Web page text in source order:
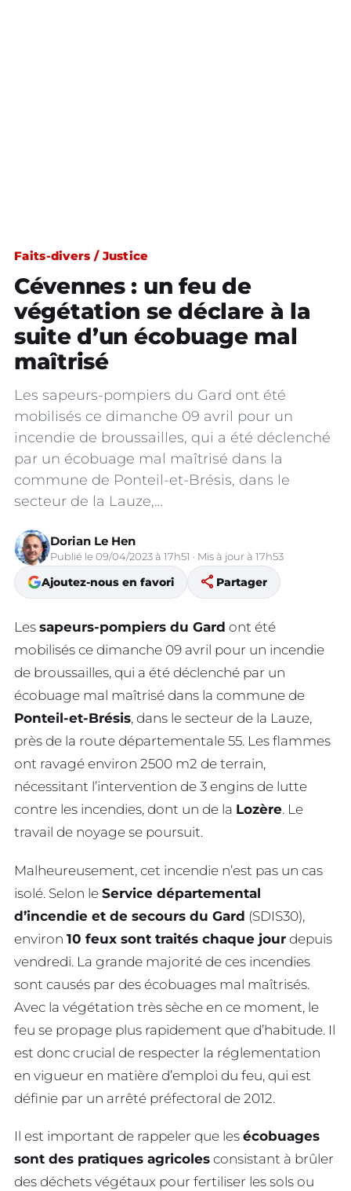
Faits-divers / Justice
Cévennes : un feu de
végétation se déclare à la
suite d’un écobuage mal
maîtrisé
Les sapeurs-pompiers du Gard ont été
mobilisés ce dimanche 09 avril pour un
incendie de broussailles, qui a été déclenché
par un écobuage mal maîtrisé dans la
commune de Ponteil-et-Brésis, dans le
secteur de la Lauze,…
Dorian Le Hen
Publié le 09/04/2023 à 17h51 · Mis à jour à 17h53
Ajoutez-nous en favori share Partager
Les sapeurs-pompiers du Gard ont été
mobilisés ce dimanche 09 avril pour un incendie
de broussailles, qui a été déclenché par un
écobuage mal maîtrisé dans la commune de
Ponteil-et-Brésis, dans le secteur de la Lauze,
près de la route départementale 55. Les flammes
ont ravagé environ 2500 m2 de terrain,
nécessitant l’intervention de 3 engins de lutte
contre les incendies, dont un de la Lozère. Le
travail de noyage se poursuit.
Malheureusement, cet incendie n’est pas un cas
isolé. Selon le Service départemental
d’incendie et de secours du Gard (SDIS30),
environ 10 feux sont traités chaque jour depuis
vendredi. La grande majorité de ces incendies
sont causés par des écobuages mal maîtrisés.
Avec la végétation très sèche en ce moment, le
feu se propage plus rapidement que d’habitude. Il
est donc crucial de respecter la réglementation
en vigueur en matière d’emploi du feu, qui est
définie par un arrêté préfectoral de 2012.
Il est important de rappeler que les écobuages
sont des pratiques agricoles consistant à brûler
des déchets végétaux pour fertiliser les sols ou